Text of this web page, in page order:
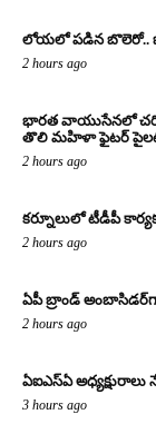
లోయలో పడిన బొలెరో..
2 hours ago
భారత వాయుసేనలో చరిత్ర
తొలి మహిళా ఫైటర్
2 hours ago
కర్నూలులో టీడీపీ
2 hours ago
ఏపీ బ్రాండ్
2 hours ago
ఏఐఎస్‌ఏ
3 hours ago